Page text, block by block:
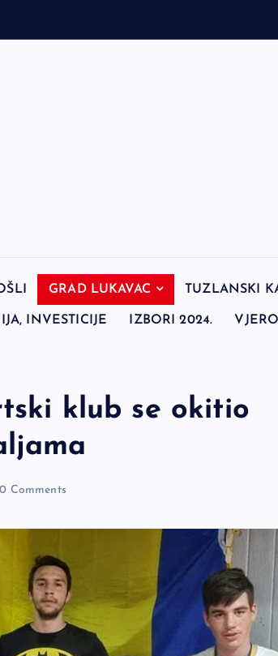
GRAD LUKAVAC TUZLANSKI
INVESTICIJE IZBORI 2024.
klub se okitio
0 Comments